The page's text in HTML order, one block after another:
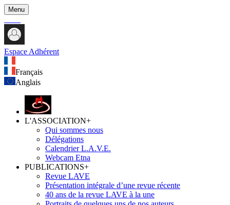
Menu
Espace Adhérent
Français
Anglais
L'ASSOCIATION+
Qui sommes nous
Délégations
Calendrier L.A.V.E.
Webcam Etna
PUBLICATIONS+
Revue LAVE
Présentation intégrale d’une revue récente
40 ans de la revue LAVE à la une